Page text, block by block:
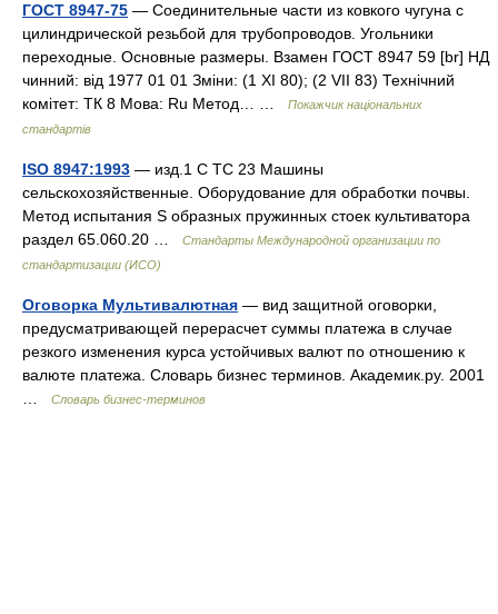
ГОСТ 8947-75 — Соединительные части из ковкого чугуна с
цилиндрической резьбой для трубопроводов. Угольники
переходные. Основные размеры. Взамен ГОСТ 8947 59 [br] НД
чинний: від 1977 01 01 Зміни: (1 XI 80); (2 VII 83) Технічний
комітет: ТК 8 Мова: Ru Метод… …
Покажчик національних
стандартів
ISO 8947:1993 — изд.1 C TC 23 Машины
сельскохозяйственные. Оборудование для обработки почвы.
Метод испытания S образных пружинных стоек культиватора
раздел 65.060.20 …
Стандарты Международной организации по
стандартизации (ИСО)
Оговорка Мультивалютная — вид защитной оговорки,
предусматривающей перерасчет суммы платежа в случае
резкого изменения курса устойчивых валют по отношению к
валюте платежа. Словарь бизнес терминов. Академик.ру. 2001
Словарь бизнес-терминов